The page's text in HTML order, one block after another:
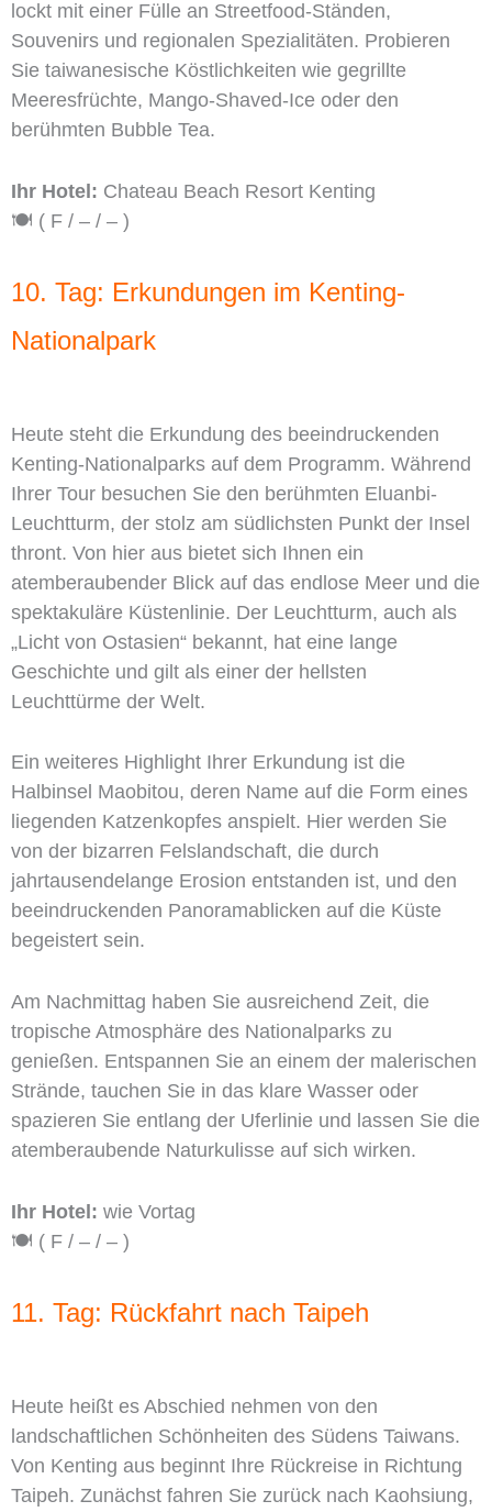
lockt mit einer Fülle an Streetfood-Ständen,
Souvenirs und regionalen Spezialitäten. Probieren
Sie taiwanesische Köstlichkeiten wie gegrillte
Meeresfrüchte, Mango-Shaved-Ice oder den
berühmten Bubble Tea.
Ihr Hotel: Chateau Beach Resort Kenting
🍽️ ( F / – / – )
10. Tag: Erkundungen im Kenting-
Nationalpark
Heute steht die Erkundung des beeindruckenden
Kenting-Nationalparks auf dem Programm. Während
Ihrer Tour besuchen Sie den berühmten Eluanbi-
Leuchtturm, der stolz am südlichsten Punkt der Insel
thront. Von hier aus bietet sich Ihnen ein
atemberaubender Blick auf das endlose Meer und die
spektakuläre Küstenlinie. Der Leuchtturm, auch als
„Licht von Ostasien“ bekannt, hat eine lange
Geschichte und gilt als einer der hellsten
Leuchttürme der Welt.
Ein weiteres Highlight Ihrer Erkundung ist die
Halbinsel Maobitou, deren Name auf die Form eines
liegenden Katzenkopfes anspielt. Hier werden Sie
von der bizarren Felslandschaft, die durch
jahrtausendelange Erosion entstanden ist, und den
beeindruckenden Panoramablicken auf die Küste
begeistert sein.
Am Nachmittag haben Sie ausreichend Zeit, die
tropische Atmosphäre des Nationalparks zu
genießen. Entspannen Sie an einem der malerischen
Strände, tauchen Sie in das klare Wasser oder
spazieren Sie entlang der Uferlinie und lassen Sie die
atemberaubende Naturkulisse auf sich wirken.
Ihr Hotel: wie Vortag
🍽️ ( F / – / – )
11. Tag: Rückfahrt nach Taipeh
Heute heißt es Abschied nehmen von den
landschaftlichen Schönheiten des Südens Taiwans.
Von Kenting aus beginnt Ihre Rückreise in Richtung
Taipeh. Zunächst fahren Sie zurück nach Kaohsiung,